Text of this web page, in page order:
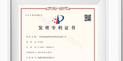
nekovových antikoróznych
aplikácie, vrátane plastových
potrubných armatúr a
korózii. Naše produktové